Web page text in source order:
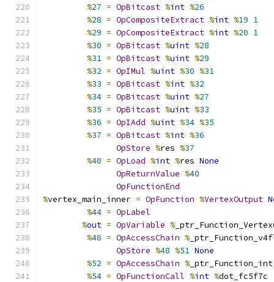
%27 = OpBitcast %int %26
%28 = OpCompositeExtract %int %19 1
%29 = OpCompositeExtract %int %20 1
%30 = OpBitcast %uint %28
%31 = OpBitcast %uint %29
%32 = OpIMul %uint %30 %31
%33 = OpBitcast %int %32
%34 = OpBitcast %uint %27
%35 = OpBitcast %uint %33
%36 = OpIAdd %uint %34 %35
%37 = OpBitcast %int %36
OpStore %res %37
%40 = OpLoad %int %res None
OpReturnValue %40
OpFunctionEnd
%vertex_main_inner = OpFunction %VertexOutput
%44 = OpLabel
%out = OpVariable %
%48 = OpAccessChain %
OpStore %48 %51 None
%52 = OpAccessChain %
%54 = OpFunctionCall %int %dot_fc5f7c